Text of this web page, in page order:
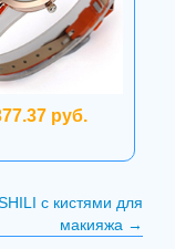
руб.
с кистями для
макияжа →